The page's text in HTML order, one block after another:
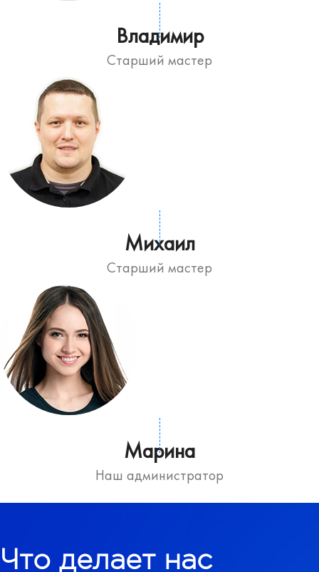
Владимир
Старший мастер
Михаил
Старший мастер
Марина
Наш администратор
Что делает нас